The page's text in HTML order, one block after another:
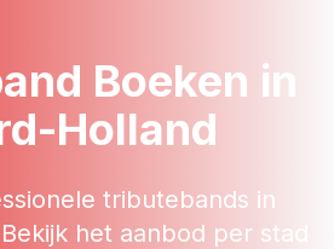
Boeken in
Holland
tributebands in
het aanbod per stad